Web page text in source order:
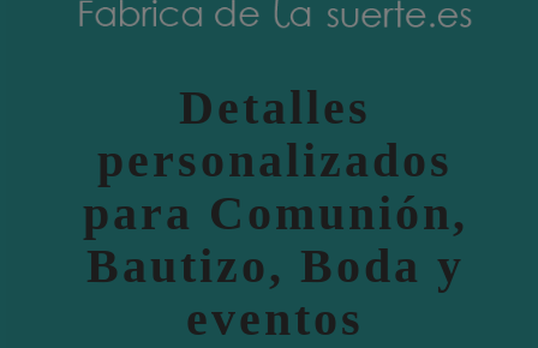
Detalles
personalizados
para Comunión,
Bautizo, Boda y
eventos